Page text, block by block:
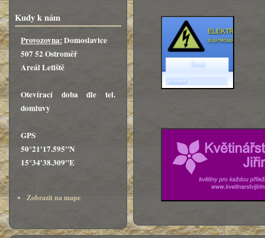
Kudy k nám
Provozovna:Domoslavice
507 52 Ostroměř
Areál Letiště
Otevírací doba dle tel.
domluvy
GPS
50°21'17.595"N
15°34'38.309"E
Zobrazit na mape